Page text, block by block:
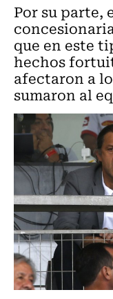
Por su parte,
que en este
hechos
afectaron a
sumaron al